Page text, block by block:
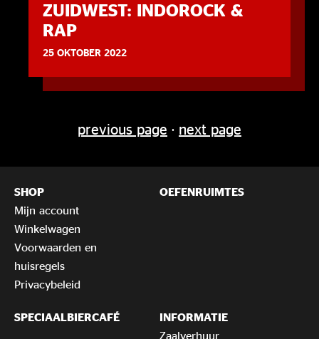
ZUIDWEST: INDOROCK &
RAP
25 OKTOBER 2022
previous page · next page
SHOP
Mijn account
Winkelwagen
Voorwaarden en
huisregels
Privacybeleid
OEFENRUIMTES
SPECIAALBIERCAFÉ
INFORMATIE
Zaalverhuur